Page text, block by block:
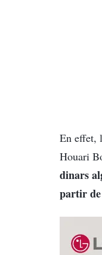
En effet,
Houari
dinars
partir de